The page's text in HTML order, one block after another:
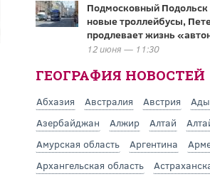
Подмосковный Подольск
новые троллейбусы,
продлевает жизнь
12 июня — 11:30
ГЕОГРАФИЯ НОВОСТЕЙ
Абхазия Австралия Австрия
Азербайджан
Алжир Алтай
Амурская область
Аргентина
Архангельская область